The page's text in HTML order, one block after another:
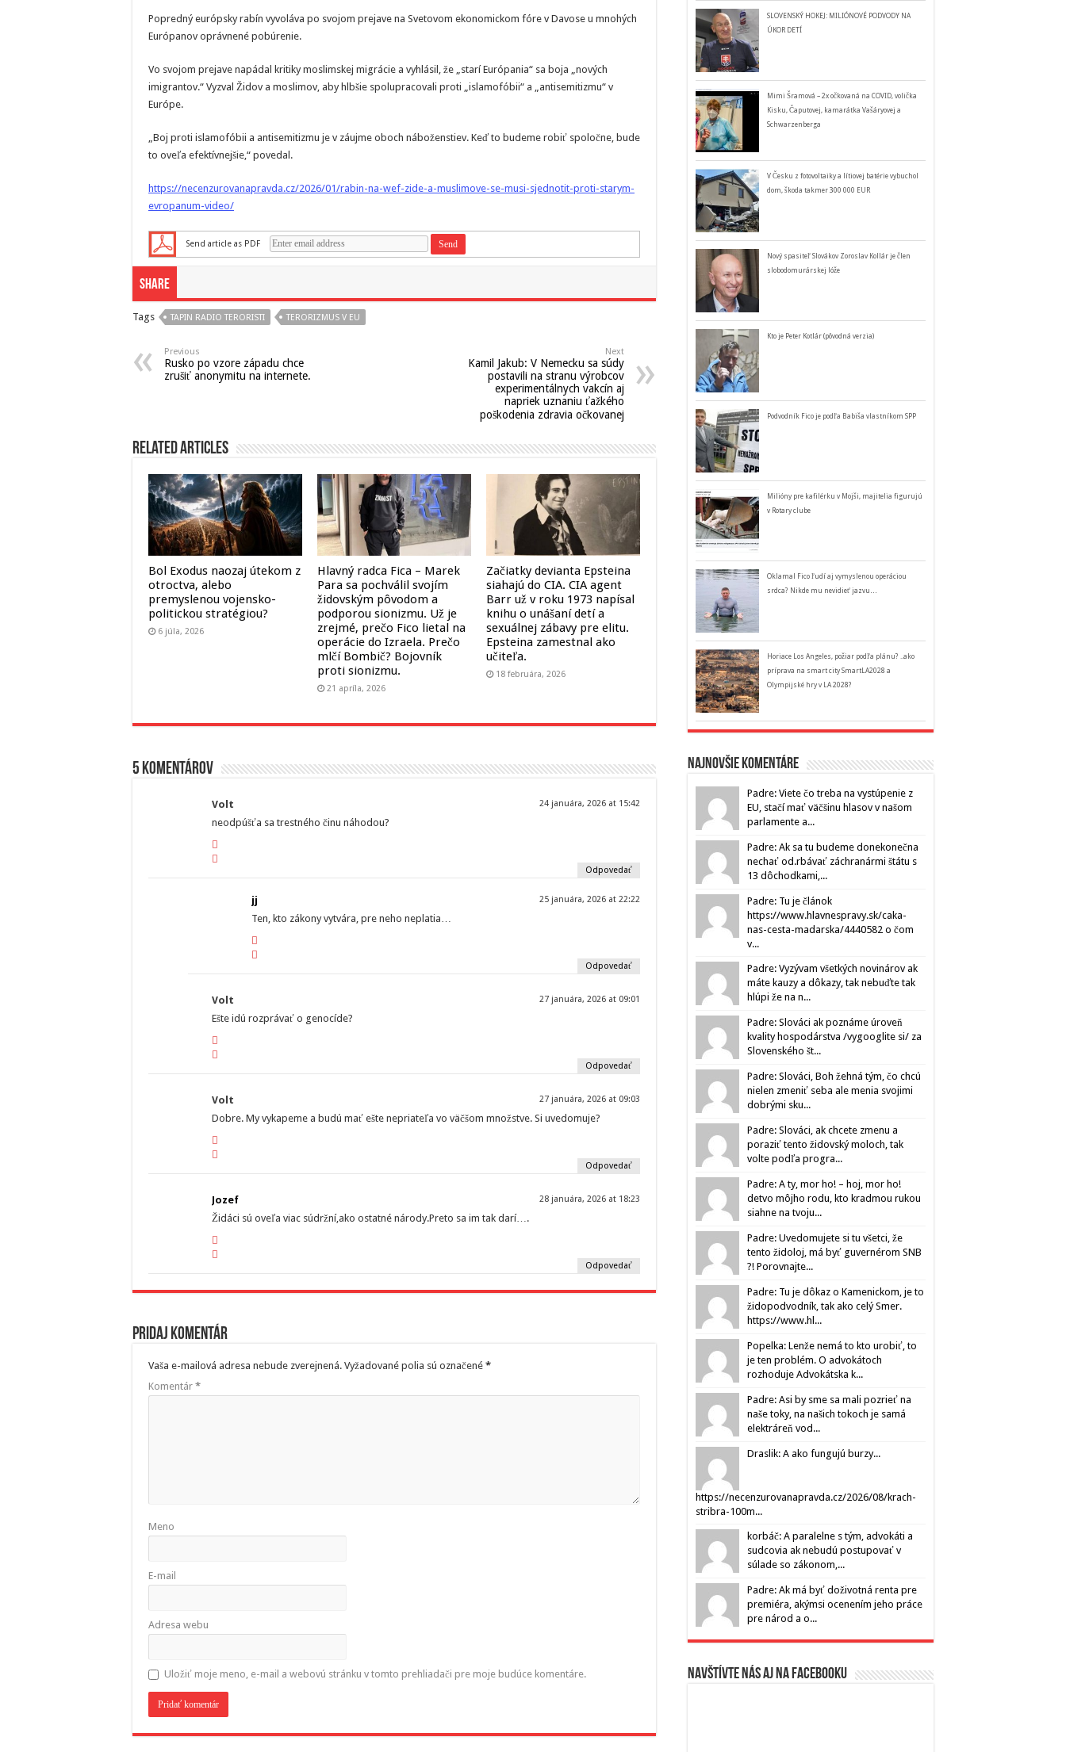
Popredný európsky rabín vyvoláva po svojom prejave na Svetovom ekonomickom fóre v Davose u mnohých
Európanov oprávnené pobúrenie.
Vo svojom prejave napádal kritiky moslimskej migrácie a vyhlásil, že „starí Európania“ sa boja „nových
imigrantov.“ Vyzval Židov a moslimov, aby hlbšie spolupracovali proti „islamofóbii“ a „antisemitizmu“ v
Európe.
„Boj proti islamofóbii a antisemitizmu je v záujme oboch náboženstiev. Keď to budeme robiť spoločne, bude
to oveľa efektívnejšie,“ povedal.
https://necenzurovanapravda.cz/2026/01/rabin-na-wef-zide-a-muslimove-se-musi-sjednotit-proti-starym-
evropanum-video/
Send article as PDF
Share
Tags TAPIN RADIO TERORISTI TERORIZMUS V EU
Previous
Rusko po vzore západu chce
zrušiť anonymitu na internete.
Next
Kamil Jakub: V Nemecku sa súdy
postavili na stranu výrobcov
experimentálnych vakcín aj
napriek uznaniu ťažkého
poškodenia zdravia očkovanej
Related Articles
Bol Exodus naozaj útekom z
otroctva, alebo
premyslenou vojensko-
politickou stratégiou?
6 júla, 2026
Hlavný radca Fica – Marek
Para sa pochválil svojím
židovským pôvodom a
podporou sionizmu. Už je
zrejmé, prečo Fico lietal na
operácie do Izraela. Prečo
mlčí Bombič? Bojovník
proti sionizmu.
21 apríla, 2026
Začiatky devianta Epsteina
siahajú do CIA. CIA agent
Barr už v roku 1973 napísal
knihu o unášaní detí a
sexuálnej zábavy pre elitu.
Epsteina zamestnal ako
učiteľa.
18 februára, 2026
5 komentárov
Volt 24 januára, 2026 at 15:42
neodpúšťa sa trestného činu náhodou?
Odpovedať
jj 25 januára, 2026 at 22:22
Ten, kto zákony vytvára, pre neho neplatia…
Odpovedať
Volt 27 januára, 2026 at 09:01
Ešte idú rozprávať o genocíde?
Odpovedať
Volt 27 januára, 2026 at 09:03
Dobre. My vykapeme a budú mať ešte nepriateľa vo väčšom množstve. Si uvedomuje?
Odpovedať
Jozef 28 januára, 2026 at 18:23
Židáci sú oveľa viac súdržní,ako ostatné národy.Preto sa im tak darí….
Odpovedať
Pridaj komentár
Vaša e-mailová adresa nebude zverejnená. Vyžadované polia sú označené *
Komentár *
Meno
E-mail
Adresa webu
Uložiť moje meno, e-mail a webovú stránku v tomto prehliadači pre moje budúce komentáre.
SLOVENSKÝ HOKEJ: MILIÓNOVÉ PODVODY NA
ÚKOR DETÍ
Mimi Šramová – 2x očkovaná na COVID, volička
Kisku, Čaputovej, kamarátka Vašáryovej a
Schwarzenberga
V Česku z fotovoltaiky a lítiovej batérie vybuchol
dom, škoda takmer 300 000 EUR
Nový spasiteľ Slovákov Zoroslav Kollár je člen
slobodomurárskej lóže
Kto je Peter Kotlár (pôvodná verzia)
Podvodník Fico je podľa Babiša vlastníkom SPP
Milióny pre kafilérku v Mojši, majitelia figurujú
v Rotary clube
Oklamal Fico ľudí aj vymyslenou operáciou
srdca? Nikde mu nevidieť jazvu…
Horiace Los Angeles, požiar podľa plánu? ..ako
príprava na smart city SmartLA2028 a
Olympijské hry v LA 2028?
Najnovšie komentáre
Padre: Viete čo treba na vystúpenie z
EU, stačí mať väčšinu hlasov v našom
parlamente a...
Padre: Ak sa tu budeme donekonečna
nechať od.rbávať záchranármi štátu s
13 dôchodkami,...
Padre: Tu je článok
https://www.hlavnespravy.sk/caka-
nas-cesta-madarska/4440582 o čom
v...
Padre: Vyzývam všetkých novinárov ak
máte kauzy a dôkazy, tak nebuďte tak
hlúpi že na n...
Padre: Slováci ak poznáme úroveň
kvality hospodárstva /vygooglite si/ za
Slovenského št...
Padre: Slováci, Boh žehná tým, čo chcú
nielen zmeniť seba ale menia svojimi
dobrými sku...
Padre: Slováci, ak chcete zmenu a
poraziť tento židovský moloch, tak
volte podľa progra...
Padre: A ty, mor ho! – hoj, mor ho!
detvo môjho rodu, kto kradmou rukou
siahne na tvoju...
Padre: Uvedomujete si tu všetci, že
tento židoloj, má byť guvernérom SNB
?! Porovnajte...
Padre: Tu je dôkaz o Kamenickom, je to
židopodvodník, tak ako celý Smer.
https://www.hl...
Popelka: Lenže nemá to kto urobiť, to
je ten problém. O advokátoch
rozhoduje Advokátska k...
Padre: Asi by sme sa mali pozrieť na
naše toky, na našich tokoch je samá
elektráreň vod...
Draslik: A ako fungujú burzy...
https://necenzurovanapravda.cz/2026/08/krach-
stribra-100m...
korbáč: A paralelne s tým, advokáti a
sudcovia ak nebudú postupovať v
súlade so zákonom,...
Padre: Ak má byť doživotná renta pre
premiéra, akýmsi ocenením jeho práce
pre národ a o...
Navštívte nás aj na Facebooku